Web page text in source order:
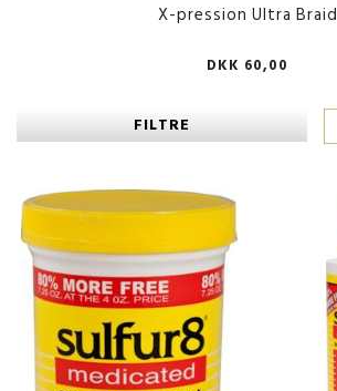
X-pression Ultra Braid
DKK 60,00
FILTRE